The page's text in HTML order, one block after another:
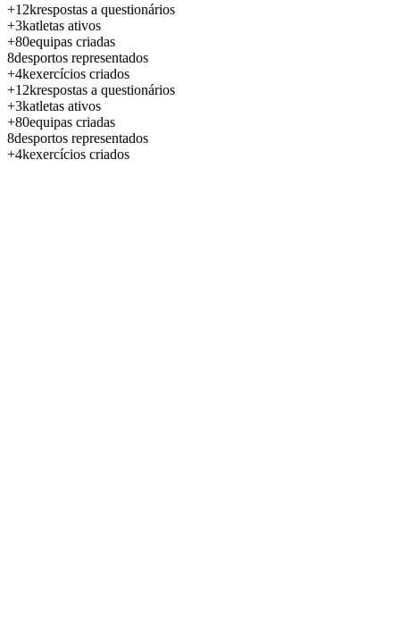
+12krespostas a questionários
+3katletas ativos
+80equipas criadas
8desportos representados
+4kexercícios criados
+12krespostas a questionários
+3katletas ativos
+80equipas criadas
8desportos representados
+4kexercícios criados